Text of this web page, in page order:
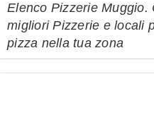
Elenco Pizzerie Muggio.
migliori Pizzerie e locali
pizza nella tua zona